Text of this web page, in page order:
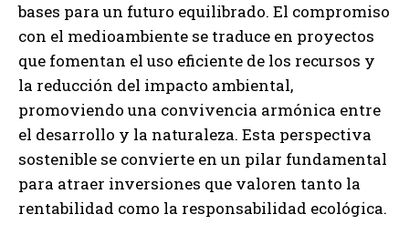
bases para un futuro equilibrado. El compromiso
con el medioambiente se traduce en proyectos
que fomentan el uso eficiente de los recursos y
la reducción del impacto ambiental,
promoviendo una convivencia armónica entre
el desarrollo y la naturaleza. Esta perspectiva
sostenible se convierte en un pilar fundamental
para atraer inversiones que valoren tanto la
rentabilidad como la responsabilidad ecológica.